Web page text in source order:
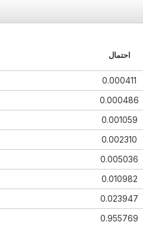
احتمال
0.000411
0.000486
0.001059
0.002310
0.005036
0.010982
0.023947
0.955769